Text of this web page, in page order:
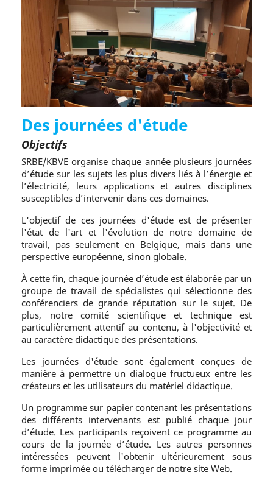
Des journées d'étude
Objectifs
SRBE/KBVE organise chaque année plusieurs journées
d’étude sur les sujets les plus divers liés à l’énergie et
l’électricité, leurs applications et autres disciplines
susceptibles d’intervenir dans ces domaines.
L'objectif de ces journées d'étude est de présenter
l'état de l'art et l'évolution de notre domaine de
travail, pas seulement en Belgique, mais dans une
perspective européenne, sinon globale.
À cette fin, chaque journée d’étude est élaborée par un
groupe de travail de spécialistes qui sélectionne des
conférenciers de grande réputation sur le sujet. De
plus, notre comité scientifique et technique est
particulièrement attentif au contenu, à l'objectivité et
au caractère didactique des présentations.
Les journées d'étude sont également conçues de
manière à permettre un dialogue fructueux entre les
créateurs et les utilisateurs du matériel didactique.
Un programme sur papier contenant les présentations
des différents intervenants est publié chaque jour
d’étude. Les participants reçoivent ce programme au
cours de la journée d’étude. Les autres personnes
intéressées peuvent l'obtenir ultérieurement sous
forme imprimée ou télécharger de notre site Web.